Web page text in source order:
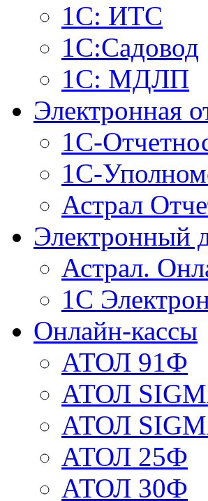
1С: ИТС
1С:Садовод
1С: МДЛП
Электронная
1С-
1С-
Астрал
Электронный
Астрал.
1С
Онлайн-кассы
АТОЛ 91Ф
АТОЛ
АТОЛ
АТОЛ 25Ф
АТОЛ 30Ф